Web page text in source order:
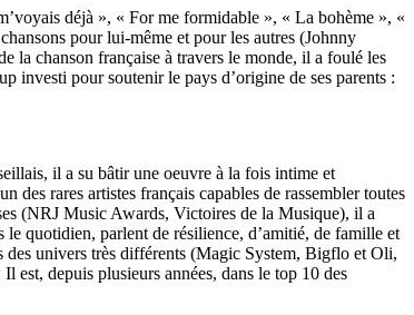
déjà », « For me formidable », « La bohème », «
pour lui-même et pour les autres (Johnny
la chanson française à travers le monde, il a foulé les
investi pour soutenir le pays d’origine de ses parents :
il a su bâtir une oeuvre à la fois intime et
rares artistes français capables de rassembler toutes
(NRJ Music Awards, Victoires de la Musique), il a
quotidien, parlent de résilience, d’amitié, de famille et
des univers très différents (Magic System, Bigflo et Oli,
est, depuis plusieurs années, dans le top 10 des